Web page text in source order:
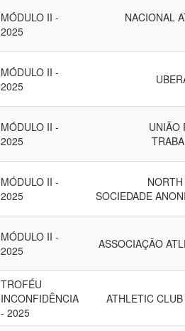
MÓDULO II -
2025
NACIONAL
MÓDULO II -
2025
MÓDULO II -
2025
UNIÃO
MÓDULO II -
2025
SOCIEDADE
MÓDULO II -
2025
ASSOCIAÇÃO
TROFÉU
INCONFIDÊNCIA
- 2025
ATHLETIC